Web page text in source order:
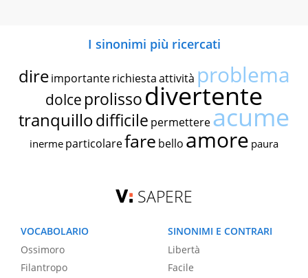
I sinonimi più ricercati
dire importante richiestaattività problema
dolce prolissodivertente
tranquillodifficile permettereacume
inerme particolarefare bello amore paura
SAPERE
VOCABOLARIO
Ossimoro
Filantropo
SINONIMI E CONTRARI
Libertà
Facile